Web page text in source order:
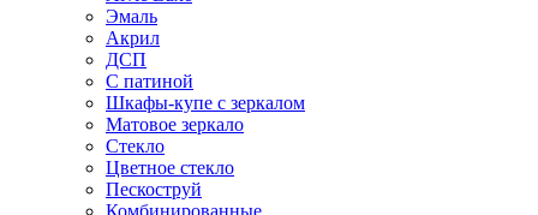
Эмаль
Акрил
ДСП
С патиной
Шкафы-купе с зеркалом
Матовое зеркало
Стекло
Цветное стекло
Пескоструй
Комбинированные